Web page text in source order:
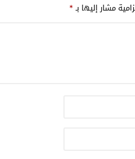
مشار إليها بـ*